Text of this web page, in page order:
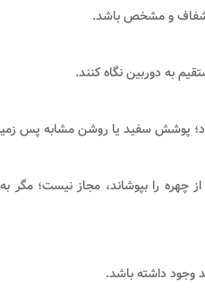
شفاف و مشخص باشد.
به دوربین نگاه کنند.
پوشش سفید یا روشن مشابه پس
چهره را بپوشاند، مجاز نیست؛ مگر
وجود داشته باشد.